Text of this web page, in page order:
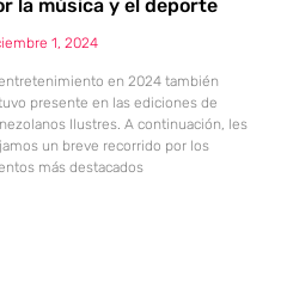
la música y el deporte
1, 2024
en 2024 también
presente en las ediciones de
Ilustres. A continuación, les
un breve recorrido por los
más destacados